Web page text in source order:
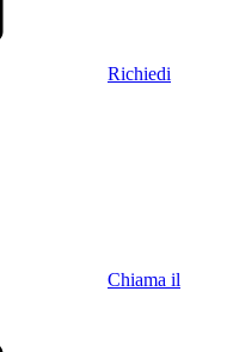
Richiedi
Chiama il